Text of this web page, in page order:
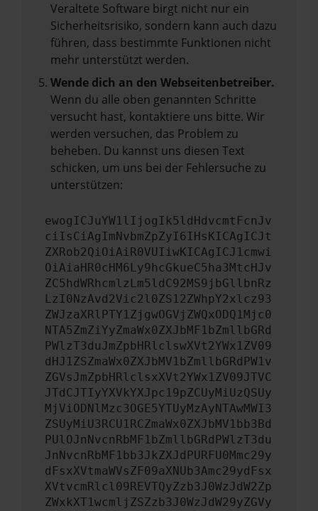
Veraltete Software birgt nicht nur ein
Sicherheitsrisiko, sondern kann auch dazu
führen, dass bestimmte Funktionen nicht
mehr unterstützt werden.
Wende dich an den Webseitenbetreiber.
Wenn du alle oben genannten Schritte
versucht hast, kontaktiere uns bitte. Wir
werden versuchen, das Problem zu
beheben. Du kannst uns diesen Text
schicken, um uns bei der Fehlersuche zu
unterstützen:
ewogICJuYW1lIjogIk5ldHdvcmtFcnJv
ciIsCiAgImNvbmZpZyI6IHsKICAgICJt
ZXRob2QiOiAiR0VUIiwKICAgICJ1cmwi
OiAiaHR0cHM6Ly9hcGkueC5ha3MtcHJv
ZC5hdWRhcmlzLm5ldC92MS9jbGllbnRz
LzI0NzAvd2Vic2l0ZS12ZWhpY2xlcz93
ZWJzaXRlPTY1ZjgwOGVjZWQxODQ1Mjc0
NTA5ZmZiYyZmaWx0ZXJbMF1bZmllbGRd
PWlzT3duJmZpbHRlclswXVt2YWx1ZV09
dHJ1ZSZmaWx0ZXJbMV1bZmllbGRdPW1v
ZGVsJmZpbHRlclsxXVt2YWx1ZV09JTVC
JTdCJTIyYXVkYXJpc19pZCUyMiUzQSUy
MjViODNlMzc3OGE5YTUyMzAyNTAwMWI3
ZSUyMiU3RCU1RCZmaWx0ZXJbMV1bb3Bd
PUlOJnNvcnRbMF1bZmllbGRdPWlzT3du
JnNvcnRbMF1bb3JkZXJdPURFU0Mmc29y
dFsxXVtmaWVsZF09aXNUb3Amc29ydFsx
XVtvcmRlcl09REVTQyZzb3J0WzJdW2Zp
ZWxkXT1wcmljZSZzb3J0WzJdW29yZGVy